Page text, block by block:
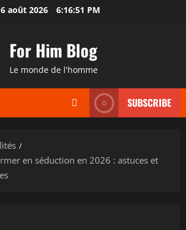
6 août 2026 6:16:52 PM
For Him Blog
Le monde de l'homme
SUBSCRIBE
en séduction en 2026 : astuces et